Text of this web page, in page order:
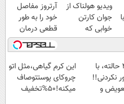
ویدیو هولناک از
جوان کارتن
خوابی که
میلیاردر شد.
آموزش رایگان
آرتروز مفاصل
خود را به طور
قطعی درمان
کنید!
◗پرسش‌نامه◖
شیر‌آب ۴ حالته، با
نکردنی!!
و
این کرم گیاهی،مثل اتو
چروکای پوستتوصاف
میکنه!50%تخفیف